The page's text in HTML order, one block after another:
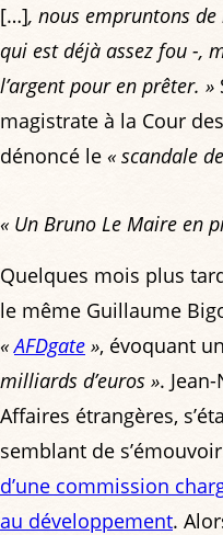
[…], nous empruntons de
qui est déjà assez fou -,
l’argent pour en prêter. »
magistrate à la Cour
dénoncé le « scandale
« Un Bruno Le Maire en
Quelques mois plus
le même Guillaume
«AFDgate », évoquant un
milliards d’euros ».
Affaires étrangères,
semblant de
d’une commission
au développement.